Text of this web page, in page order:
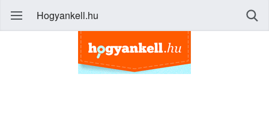
Hogyankell.hu